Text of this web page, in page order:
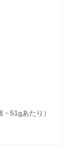
51gあたり）